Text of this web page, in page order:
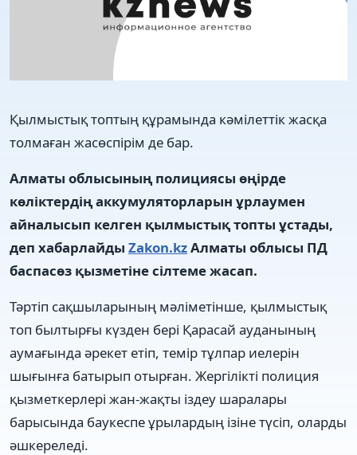
Қылмыстық топтың құрамында кәмілеттік жасқа
толмаған жасөспірім де бар.
Алматы облысының полициясы өңірде
көліктердің аккумуляторларын ұрлаумен
айналысып келген қылмыстық топты ұстады,
деп хабарлайды Zakon.kzАлматы облысы ПД
баспасөз қызметіне сілтеме жасап.
Тәртіп сақшыларының мәліметінше, қылмыстық
топ былтырғы күзден бері Қарасай ауданының
аумағында әрекет етіп, темір тұлпар иелерін
шығынға батырып отырған. Жергілікті полиция
қызметкерлері жан-жақты іздеу шаралары
барысында баукеспе ұрылардың ізіне түсіп, оларды
әшкереледі.